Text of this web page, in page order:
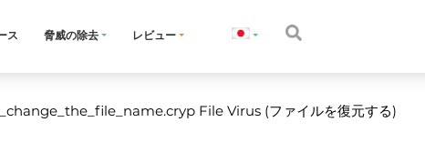
ス 脅威の除去 レビュー
File Virus (ファイルを復元する)